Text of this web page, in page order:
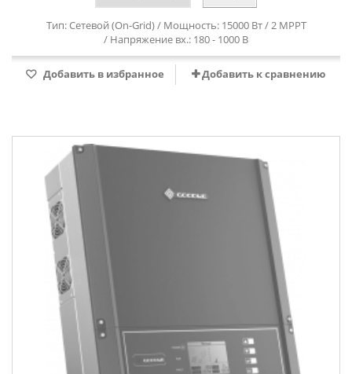
Тип: Сетевой (On-Grid) / Мощность: 15000 Вт / 2 MPPT
/ Напряжение вх.: 180 - 1000 В
Добавить в избранное Добавить к сравнению